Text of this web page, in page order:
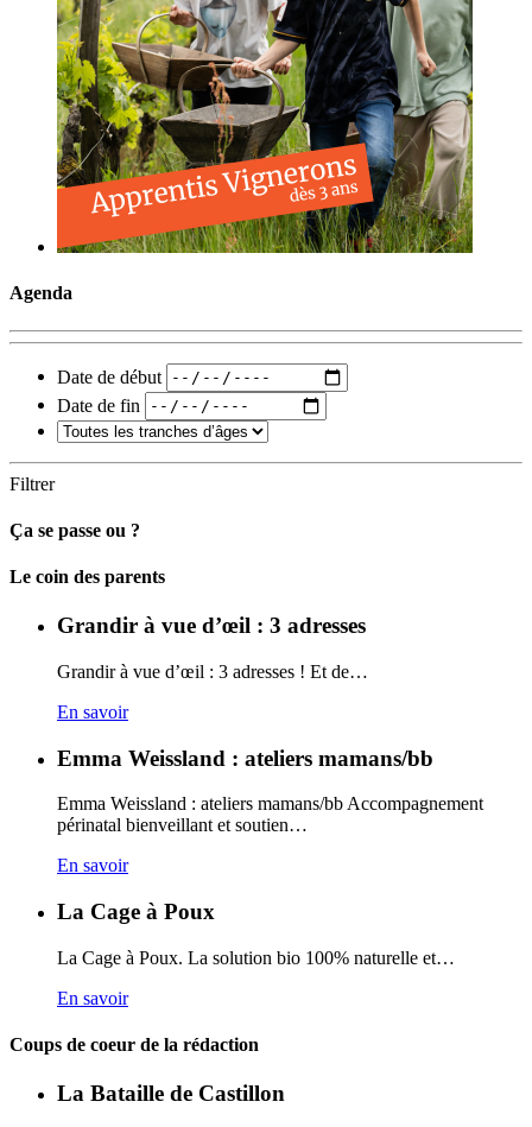
Agenda
Date de début
Date de fin
Filtrer
Ça se passe ou ?
Carto
Le coin des parents
Grandir à vue d’œil : 3 adresses
Grandir à vue d’œil : 3 adresses ! Et de…
En savoir
Emma Weissland : ateliers mamans/bb
Emma Weissland : ateliers mamans/bb Accompagnement
périnatal bienveillant et soutien…
En savoir
La Cage à Poux
La Cage à Poux. La solution bio 100% naturelle et…
En savoir
Coups de coeur de la rédaction
La Bataille de Castillon